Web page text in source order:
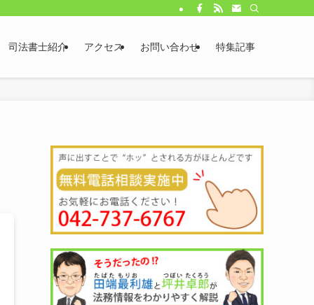
司法書士紹介 アクセス お問い合わせ 特集記事